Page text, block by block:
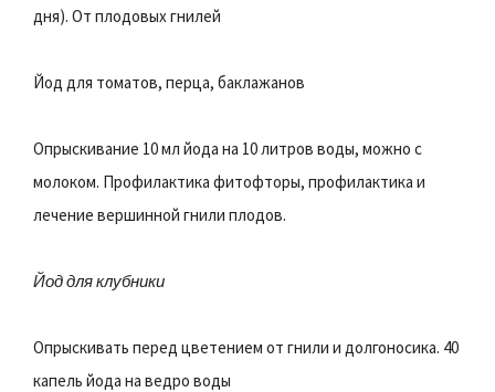
дня). От плодовых гнилей
Йод для томатов, перца, баклажанов
Опрыскивание 10 мл йода на 10 литров воды, можно с
молоком. Профилактика фитофторы, профилактика и
лечение вершинной гнили плодов.
Йод для клубники
Опрыскивать перед цветением от гнили и долгоносика. 40
капель йода на ведро воды